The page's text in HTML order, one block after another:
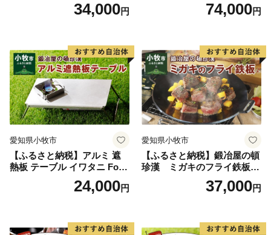
納可能 キャンプ アウトドア
用品 キャンプギア 鉄板料理
日本製 愛知県 送料無料
34,000円
ドア BBQ グランピング 極厚
日本製
74,000円
愛知県小牧市
【ふるさと納税】アルミ 遮
熱板 テーブル イワタニ Fore
Winds Micro Camp Stove F
W-MS01専用 折り畳みテーブ
ソロ ソロキャンプ グランピ
24,000円
愛知県小牧市
【ふるさと納税】鍛冶屋の頓
珍漢 ミガキのフライ鉄板
F220S アウトドア キャンプ
ソロ ソロキャンプ グランピ
37,000円